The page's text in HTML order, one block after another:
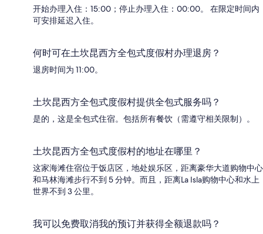
开始办理入住：15:00；停止办理入住：00:00。 在限定时间内
可安排延迟入住。
何时可在土坎昆西方全包式度假村办理退房？
退房时间为 11:00。
土坎昆西方全包式度假村提供全包式服务吗？
是的，这是全包式住宿。包括所有餐饮（需遵守相关限制）。
土坎昆西方全包式度假村的地址在哪里？
这家海滩住宿位于饭店区，地处娱乐区，距离豪华大道购物中心
和马林海滩步行不到 5 分钟。而且，距离La Isla购物中心和水上
世界不到 3 公里。
我可以免费取消我的预订并获得全额退款吗？